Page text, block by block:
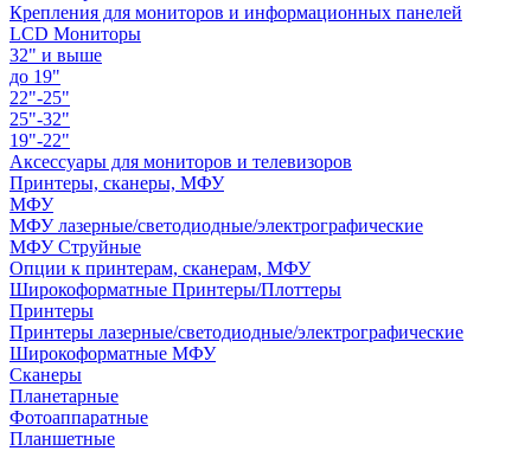
Крепления для мониторов и информационных панелей
LCD Мониторы
32" и выше
до 19"
22"-25"
25"-32"
19"-22"
Аксессуары для мониторов и телевизоров
Принтеры, сканеры, МФУ
МФУ
МФУ лазерные/светодиодные/электрографические
МФУ Струйные
Опции к принтерам, сканерам, МФУ
Широкоформатные Принтеры/Плоттеры
Принтеры
Принтеры лазерные/светодиодные/электрографические
Широкоформатные МФУ
Сканеры
Планетарные
Фотоаппаратные
Планшетные